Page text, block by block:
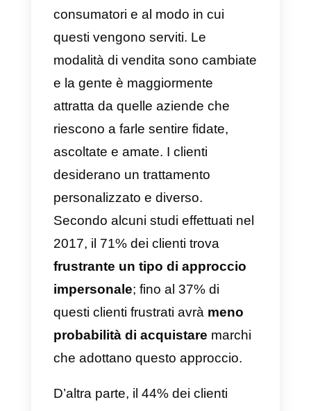
Le persone interessate ai prodotti
da te offerti vogliono
generalmente sentirsi ascoltate:
vogliono sentire che prestiti loro
attenzione e prendi in
considerazione tutto ciò che
dicono. Per questo motivo, oggi
giorno le aziende preferiscono
dare molta più importanza ai
consumatori e al modo in cui
questi vengono serviti. Le
modalità di vendita sono
attratta da quelle aziende che